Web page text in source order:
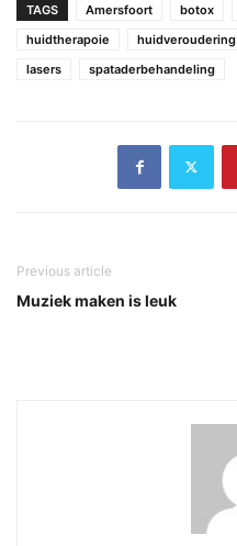
TAGS Amersfoort botox
huidtherapoie
huidveroudering
lasers
spataderbehandeling
Previous article
Muziek maken is leuk